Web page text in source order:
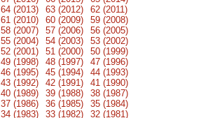
64 (2013)
63 (2012)
62 (2011)
61 (2010)
60 (2009)
59 (2008)
58 (2007)
57 (2006)
56 (2005)
55 (2004)
54 (2003)
53 (2002)
52 (2001)
51 (2000)
50 (1999)
49 (1998)
48 (1997)
47 (1996)
46 (1995)
45 (1994)
44 (1993)
43 (1992)
42 (1991)
41 (1990)
40 (1989)
39 (1988)
38 (1987)
37 (1986)
36 (1985)
35 (1984)
34 (1983)
33 (1982)
32 (1981)